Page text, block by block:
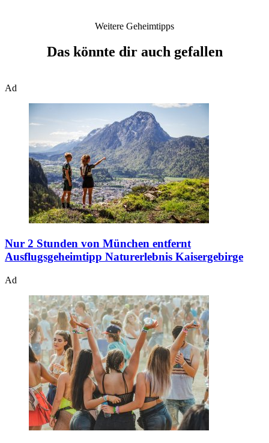
Weitere Geheimtipps
Das könnte dir auch gefallen
Ad
Nur 2 Stunden von München entfernt
Ausflugsgeheimtipp Naturerlebnis Kaisergebirge
Ad